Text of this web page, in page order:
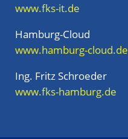
www.fks-it.de
Hamburg-Cloud
www.hamburg-cloud.de
Ing. Fritz Schroeder
www.fks-hamburg.de